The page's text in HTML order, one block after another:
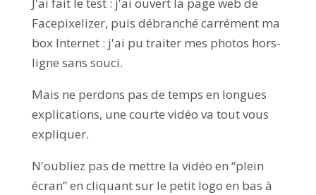
J'ai fait le test : j'ai ouvert la page web de
Facepixelizer, puis débranché carrément ma
box Internet : j'ai pu traiter mes photos hors-
ligne sans souci.
Mais ne perdons pas de temps en longues
explications, une courte vidéo va tout vous
expliquer.
N'oubliez pas de mettre la vidéo en “plein
écran” en cliquant sur le petit logo en bas à